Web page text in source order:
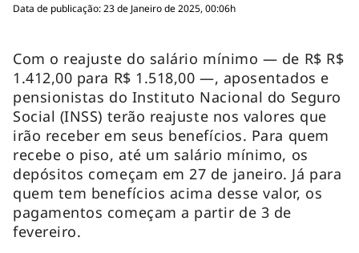
Data de publicação: 23 de Janeiro de 2025, 00:06h
Com o reajuste do salário mínimo — de R$ R$
1.412,00 para R$ 1.518,00 —, aposentados e
pensionistas do Instituto Nacional do Seguro
Social (INSS) terão reajuste nos valores que
irão receber em seus benefícios. Para quem
recebe o piso, até um salário mínimo, os
depósitos começam em 27 de janeiro. Já para
quem tem benefícios acima desse valor, os
pagamentos começam a partir de 3 de
fevereiro.